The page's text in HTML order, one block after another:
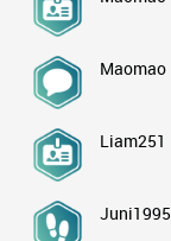
Maomao
Liam251
Juni1995